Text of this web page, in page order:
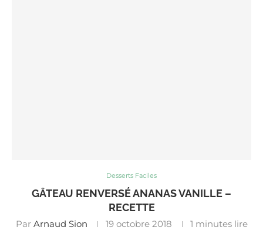
Desserts Faciles
GÂTEAU RENVERSÉ ANANAS VANILLE –
RECETTE
Par Arnaud Sion 19 octobre 2018 1 minutes lire